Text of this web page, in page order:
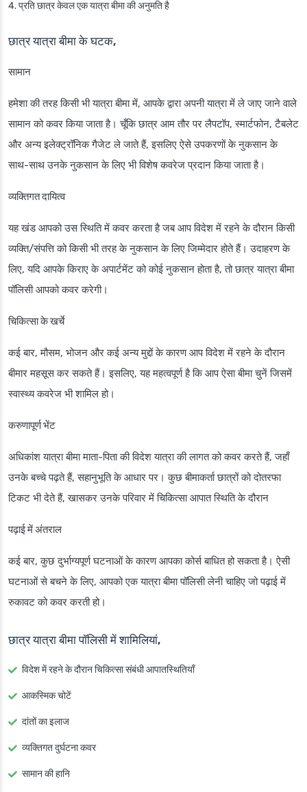
प्रति छात्र केवल एक यात्रा बीमा की अनुमति है
छात्र यात्रा बीमा के घटक,
सामान
हमेशा की तरह किसी भी यात्रा बीमा में, आपके द्वारा अपनी यात्रा में ले जाए जाने वाले
सामान को कवर किया जाता है। चूँकि छात्र आम तौर पर लैपटॉप, स्मार्टफोन, टैबलेट
और अन्य इलेक्ट्रॉनिक गैजेट ले जाते हैं, इसलिए ऐसे उपकरणों के नुकसान के
साथ-साथ उनके नुकसान के लिए भी विशेष कवरेज प्रदान किया जाता है।
व्यक्तिगत दायित्व
यह खंड आपको उस स्थिति में कवर करता है जब आप विदेश में रहने के दौरान किसी
व्यक्ति/संपत्ति को किसी भी तरह के नुकसान के लिए जिम्मेदार होते हैं। उदाहरण के
लिए, यदि आपके किराए के अपार्टमेंट को कोई नुकसान होता है, तो छात्र यात्रा बीमा
पॉलिसी आपको कवर करेगी।
चिकित्सा के खर्चे
कई बार, मौसम, भोजन और कई अन्य मुद्दों के कारण आप विदेश में रहने के दौरान
बीमार महसूस कर सकते हैं। इसलिए, यह महत्वपूर्ण है कि आप ऐसा बीमा चुनें जिसमें
स्वास्थ्य कवरेज भी शामिल हो।
करुणापूर्ण भेंट
अधिकांश यात्रा बीमा माता-पिता की विदेश यात्रा की लागत को कवर करते हैं, जहाँ
उनके बच्चे पढ़ते हैं, सहानुभूति के आधार पर। कुछ बीमाकर्ता छात्रों को दोतरफा
टिकट भी देते हैं, खासकर उनके परिवार में चिकित्सा आपात स्थिति के दौरान
पढ़ाई में अंतराल
कई बार, कुछ दुर्भाग्यपूर्ण घटनाओं के कारण आपका कोर्स बाधित हो सकता है। ऐसी
घटनाओं से बचने के लिए, आपको एक यात्रा बीमा पॉलिसी लेनी चाहिए जो पढ़ाई में
रुकावट को कवर करती हो।
छात्र यात्रा बीमा पॉलिसी में शामिलियां,
विदेश में रहने के दौरान चिकित्सा संबंधी आपातस्थितियाँ
आकस्मिक चोटें
दांतों का इलाज
व्यक्तिगत दुर्घटना कवर
सामान की हानि